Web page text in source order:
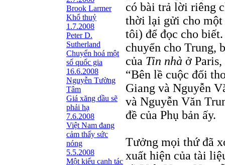
Brook Larmer
Khổ thuỷ
1.7.2008
Peter D.
Sutherland
Chuyển hoá một
số quốc gia
16.6.2008
Nguyễn Tường
Tâm
Giá xăng dầu sẽ
phải hạ
7.6.2008
Việt Nam đang
cảm thấy sức
nóng
5.5.2008
Một kiểu canh tác
có bài trả lời riêng
thời lại gửi cho một
tôi) để đọc cho
chuyển cho Trung,
của Tin nhà ở
“Bên lề cuộc đối
Giang và Nguyễn
và Nguyễn Văn
đề của Phụ bản ấy.
Tưởng mọi thứ đã
xuất hiện của tài